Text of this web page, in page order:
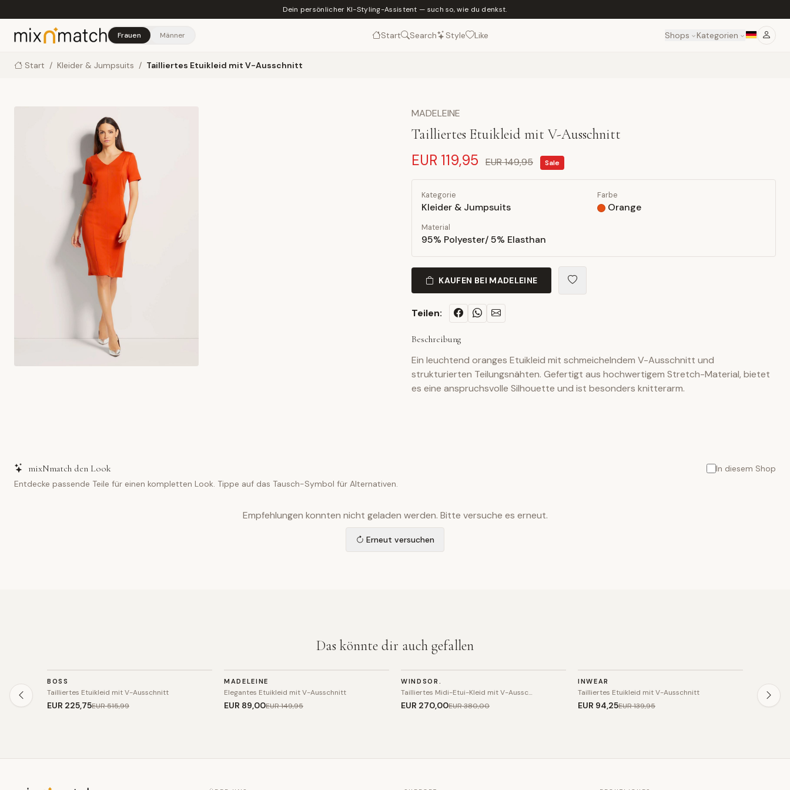
Dein persönlicher KI-Styling-Assistent — such so, wie du denkst.
Frauen Männer Start Search Style Like Shops Kategorien
Start / Kleider & Jumpsuits / Tailliertes Etuikleid mit V-Ausschnitt
MADELEINE
Tailliertes Etuikleid mit V-Ausschnitt
EUR 119,95 EUR 149,95 Sale
Kategorie
Kleider & Jumpsuits
Farbe
Orange
Material
95% Polyester/ 5% Elasthan
KAUFEN BEI MADELEINE
Teilen:
Beschreibung
Ein leuchtend oranges Etuikleid mit schmeichelndem V-Ausschnitt und
strukturierten Teilungsnähten. Gefertigt aus hochwertigem Stretch-Material, bietet
es eine anspruchsvolle Silhouette und ist besonders knitterarm.
mixNmatch den Look
In diesem Shop
Entdecke passende Teile für einen kompletten Look. Tippe auf das Tausch-Symbol für Alternativen.
Empfehlungen konnten nicht geladen werden. Bitte versuche es erneut.
Erneut versuchen
Das könnte dir auch gefallen
SALE
BOSS
Tailliertes Etuikleid mit V-Ausschnitt
EUR 225,75EUR 515,99
SALE
MADELEINE
Elegantes Etuikleid mit V-Ausschnitt
EUR 89,00EUR 149,95
SALE
KLEID
WINDSOR.
Tailliertes Midi-Etui-Kleid mit V-Aussc…
EUR 270,00EUR 380,00
SALE
INWEAR
Tailliertes Etuikleid mit V-Ausschnitt
EUR 94,25EUR 139,95
SALE
EUR 51